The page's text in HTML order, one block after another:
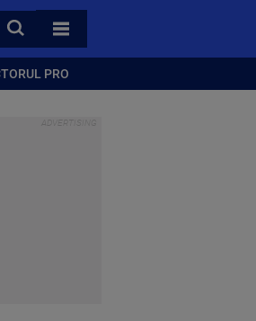
CAUTA
TOATE CATEGORIILE
PRO